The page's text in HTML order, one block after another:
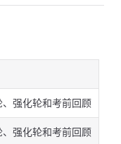
强化轮和考前回顾
强化轮和考前回顾